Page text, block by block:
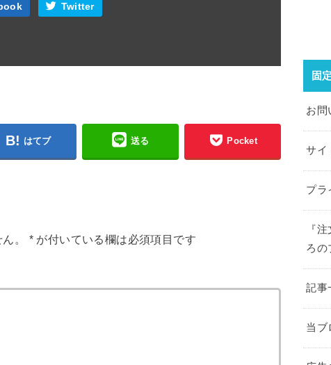
Twitter
はてブ 送る Pocket
。 *が付いている欄は必須項目です
固
お問
サイ
プラ
『
ろの
記事
当ブ